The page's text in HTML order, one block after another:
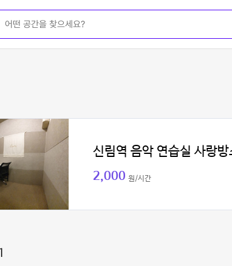
신림역 음악 연습실 사랑
2,000 원/시간